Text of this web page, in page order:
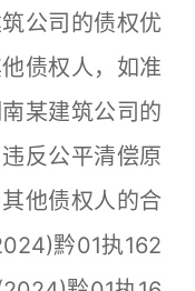
公司的债权优
债权人，如准
某建筑公司的
反公平清偿原
他债权人的合
黔01执162